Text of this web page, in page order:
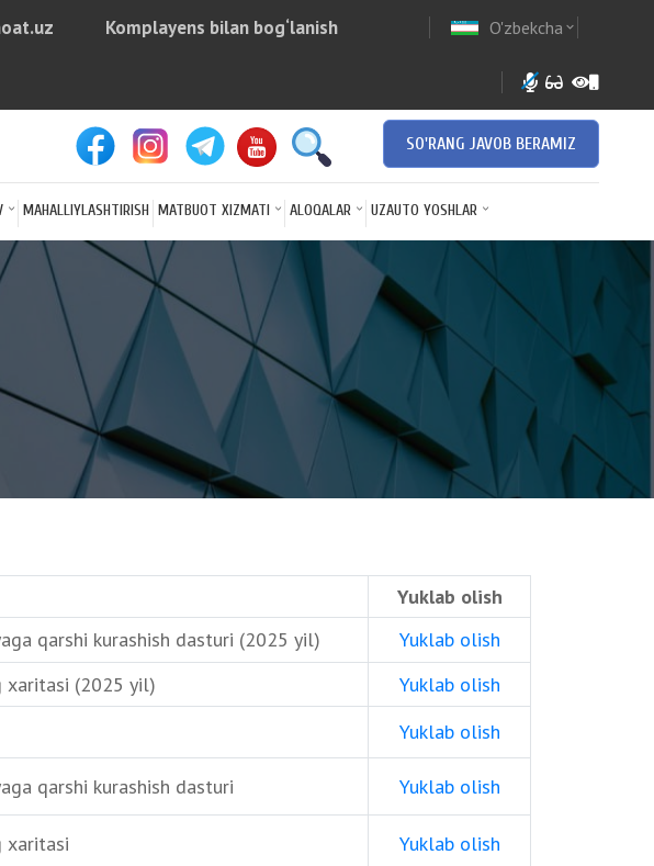
arrow
Komplayens bilan bog‘lanish O'zbekcha expand_more
SO'RANG JAVOB BERAMIZ
MAHALLIYLASHTIRISH MATBUOT XIZMATI ALOQALAR UZAUTO YOSHLAR
Yuklab olish
qarshi kurashish dasturi (2025 yil)
Yuklab olish
xaritasi (2025 yil)
Yuklab olish
Yuklab olish
qarshi kurashish dasturi Yuklab olish
xaritasi Yuklab olish